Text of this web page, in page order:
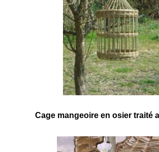
Cage mangeoire en osier traité